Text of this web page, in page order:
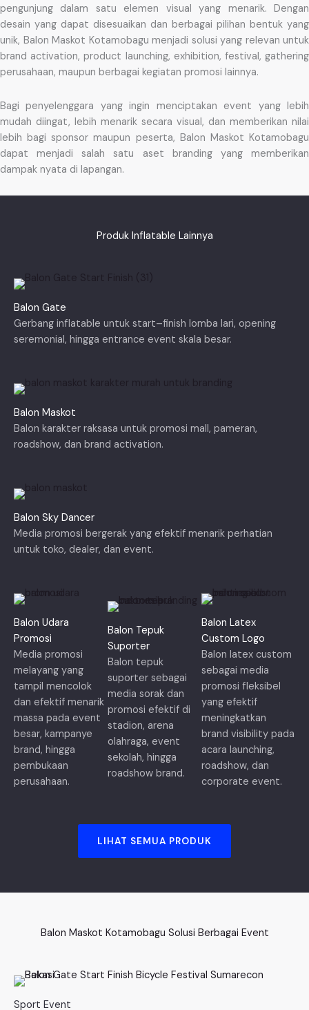
pengunjung dalam satu elemen visual yang menarik. Dengan
desain yang dapat disesuaikan dan berbagai pilihan bentuk yang
unik, Balon Maskot Kotamobagu menjadi solusi yang relevan untuk
brand activation, product launching, exhibition, festival, gathering
perusahaan, maupun berbagai kegiatan promosi lainnya.
Bagi penyelenggara yang ingin menciptakan event yang lebih
mudah diingat, lebih menarik secara visual, dan memberikan nilai
lebih bagi sponsor maupun peserta, Balon Maskot Kotamobagu
dapat menjadi salah satu aset branding yang memberikan
dampak nyata di lapangan.
Produk Inflatable Lainnya
Balon Gate
Gerbang inflatable untuk start–finish lomba lari, opening
seremonial, hingga entrance event skala besar.
Balon Maskot
Balon karakter raksasa untuk promosi mall, pameran,
roadshow, dan brand activation.
Balon Sky Dancer
Media promosi bergerak yang efektif menarik perhatian
untuk toko, dealer, dan event.
Balon Udara
Promosi
Media promosi
melayang yang
tampil mencolok
dan efektif menarik
massa pada event
besar, kampanye
brand, hingga
pembukaan
perusahaan.
Balon Tepuk
Suporter
Balon tepuk
suporter sebagai
media sorak dan
promosi efektif di
stadion, arena
olahraga, event
sekolah, hingga
roadshow brand.
Balon Latex
Custom Logo
Balon latex custom
sebagai media
promosi fleksibel
yang efektif
meningkatkan
brand visibility pada
acara launching,
roadshow, dan
corporate event.
LIHAT SEMUA PRODUK
Balon Maskot Kotamobagu Solusi Berbagai Event
Sport Event